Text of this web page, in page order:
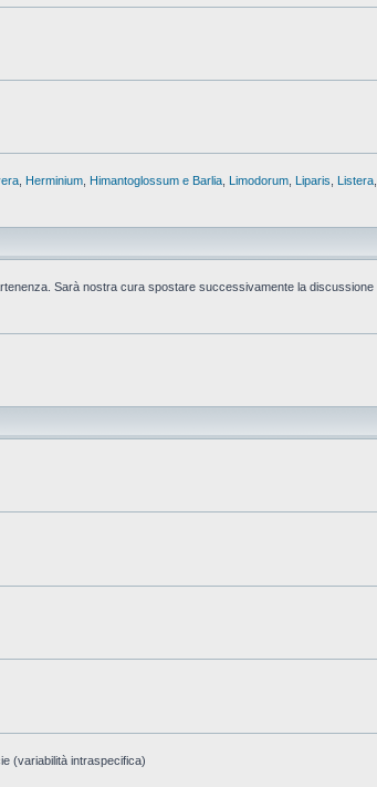
Herminium Himantoglossum e Barlia Limodorum Liparis Listera
Sarà nostra cura spostare successivamente la discussione
(variabilità intraspecifica)